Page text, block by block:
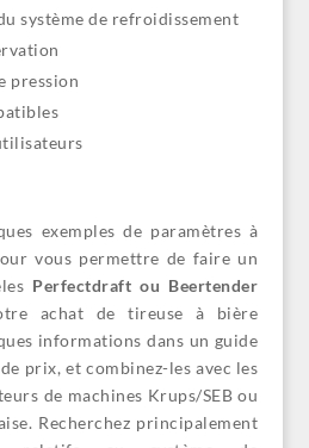
système de refroidissement
pression
exemples de paramètres à
vous permettre de faire un
Perfectdraft ou Beertender
achat de tireuse à bière
informations dans un guide
prix, et combinez-les avec les
de machines Krups/SEB ou
Recherchez principalement